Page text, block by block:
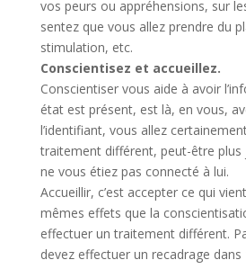
vos peurs ou appréhensions, sur
sentez que vous allez prendre du
stimulation, etc.
Conscientisez et accueillez.
Conscientiser vous aide à avoir
état est présent, est là, en vous,
l’identifiant, vous allez
traitement différent, peut-être plus
ne vous étiez pas connecté à lui.
Accueillir, c’est accepter ce qui
mêmes effets que la
effectuer un traitement différent.
devez effectuer un recadrage